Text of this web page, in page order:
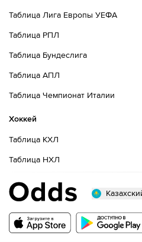
Таблица Лига Европы УЕФА
Таблица РПЛ
Таблица Бундеслига
Таблица АПЛ
Таблица Чемпионат Италии
Хоккей
Таблица КХЛ
Таблица НХЛ
Русский